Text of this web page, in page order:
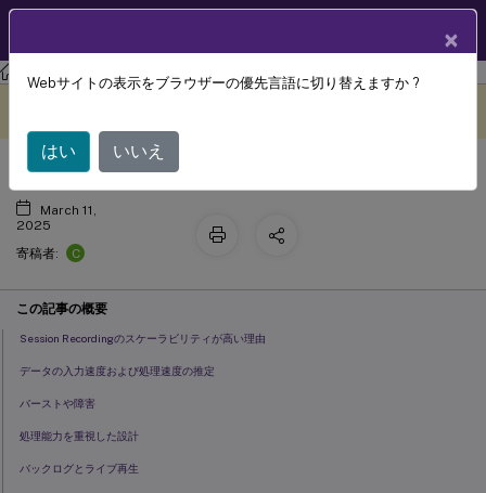
Session Recording Session Recording 2503
スケーラビリティに関する注意事項
March 11,
2025
寄稿者:
C
この記事の概要
Session Recordingのスケーラビリティが高い理由
データの入力速度および処理速度の推定
バーストや障害
処理能力を重視した設計
バックログとライブ再生
×
Webサイトの表示をブラウザーの優先言語に切り替えますか ?
はい いいえ